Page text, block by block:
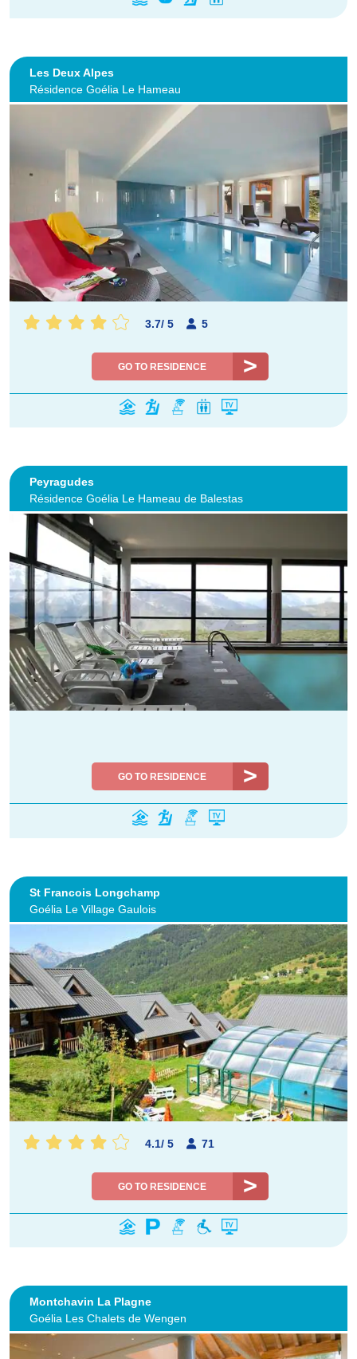
Les Deux Alpes
Résidence Goélia Le Hameau
3.7/ 5 5
GO TO RESIDENCE
Peyragudes
Résidence Goélia Le Hameau de Balestas
GO TO RESIDENCE
St Francois Longchamp
Goélia Le Village Gaulois
4.1/ 5 71
GO TO RESIDENCE
Montchavin La Plagne
Goélia Les Chalets de Wengen